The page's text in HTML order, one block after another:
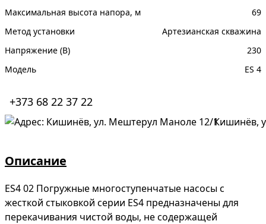
Максимальная высота напора, м
69
Метод установки
Артезианская скважина
Напряжение (В)
230
Модель
ES 4
+373 68 22 37 22
Кишинёв,
Описание
ES4 02 Погружные многоступенчатые насосы с
жесткой стыковкой серии ES4 предназначены для
перекачивания чистой воды, не содержащей